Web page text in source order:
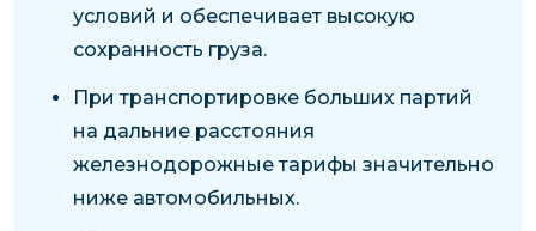
условий и обеспечивает высокую
сохранность груза.
При транспортировке больших партий
на дальние расстояния
железнодорожные тарифы значительно
ниже автомобильных.